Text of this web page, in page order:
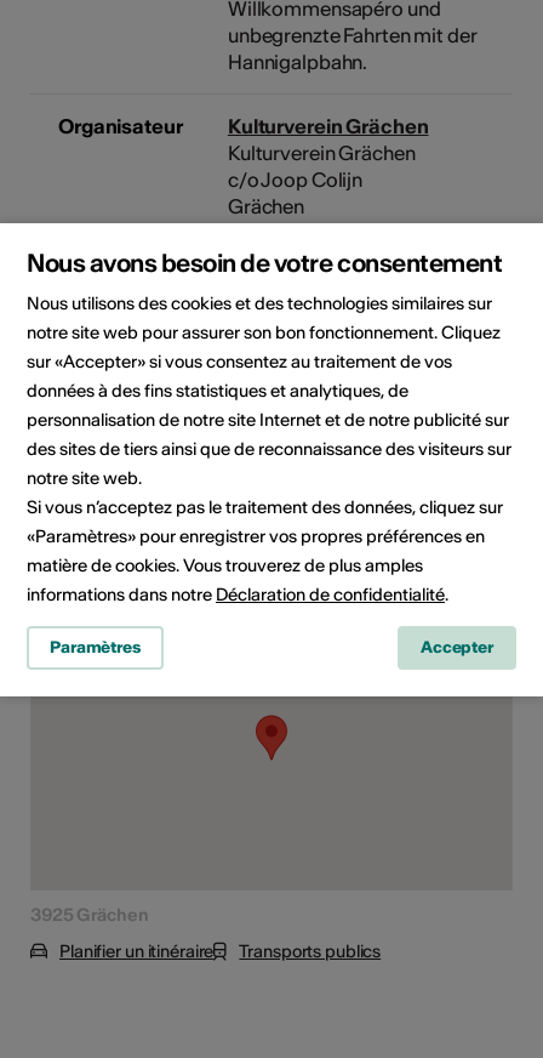
Willkommensapéro und
unbegrenzte Fahrten mit der
Hannigalpbahn.
Organisateur
Kulturverein Grächen
Kulturverein Grächen
c/o Joop Colijn
Grächen
Téléphone +41794315882
Site Internet
Rubriques
culturelles
Type de formation
Cours
Public cible
Lieu de la formation
3925 Grächen
Planifier un itinéraire
Transports publics
Nous avons besoin de votre consentement
Nous utilisons des cookies et des technologies similaires sur
notre site web pour assurer son bon fonctionnement. Cliquez
sur «Accepter» si vous consentez au traitement de vos
données à des fins statistiques et analytiques, de
personnalisation de notre site Internet et de notre publicité sur
des sites de tiers ainsi que de reconnaissance des visiteurs sur
notre site web.
Si vous n’acceptez pas le traitement des données, cliquez sur
«Paramètres» pour enregistrer vos propres préférences en
matière de cookies. Vous trouverez de plus amples
informations dans notre Déclaration de confidentialité.
Paramètres Accepter